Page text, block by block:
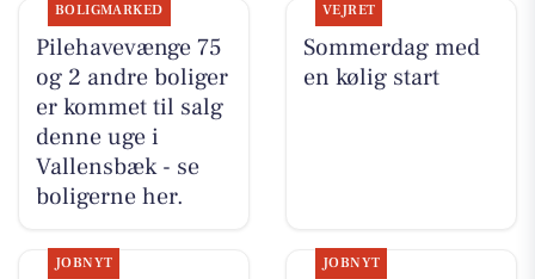
BOLIGMARKED
Pilehavevænge 75
og 2 andre boliger
er kommet til salg
denne uge i
Vallensbæk - se
boligerne her.
VEJRET
Sommerdag med
en kølig start
JOBNYT JOBNYT